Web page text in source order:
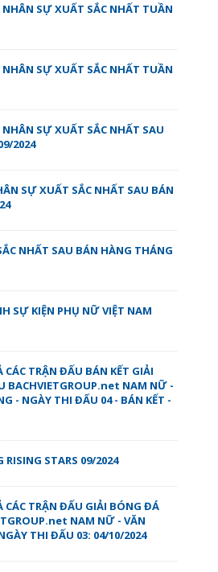
NHÂN SỰ XUẤT SẮC NHẤT TUẦN
NHÂN SỰ XUẤT SẮC NHẤT TUẦN
NHÂN SỰ XUẤT SẮC NHẤT SAU
2024
SỰ XUẤT SẮC NHẤT SAU BÁN
NHẤT SAU BÁN HÀNG THÁNG
SỰ KIỆN PHỤ NỮ VIỆT NAM
CÁC TRẬN ĐẤU BÁN KẾT GIẢI
BACHVIETGROUP.net NAM NỮ -
- NGÀY THI ĐẤU 04 - BÁN KẾT -
STARS 09/2024
CÁC TRẬN ĐẤU GIẢI BÓNG ĐÁ
NAM NỮ - VĂN
THI ĐẤU 03: 04/10/2024